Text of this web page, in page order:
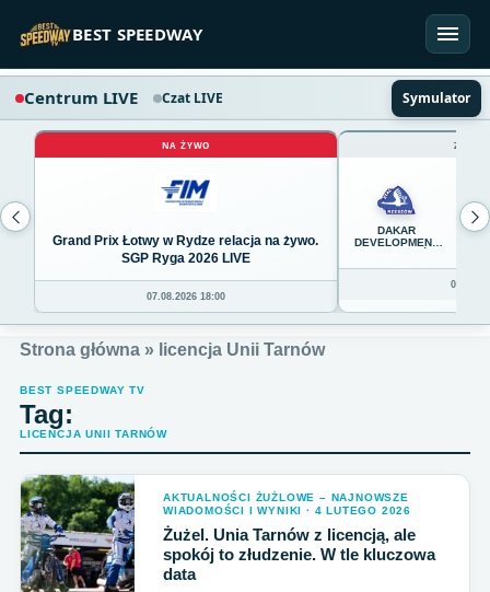
BEST SPEEDWAY
Centrum LIVE Czat LIVE Symulator
NA ŻYWO
Grand Prix Łotwy w Rydze relacja na żywo.
SGP Ryga 2026 LIVE
07.08.2026 18:00
DAKAR
DEVELOPMENT
45
Strona główna » licencja Unii Tarnów
BEST SPEEDWAY TV
Tag:
LICENCJA UNII TARNÓW
AKTUALNOŚCI ŻUŻLOWE – NAJNOWSZE
WIADOMOŚCI I WYNIKI · 4 LUTEGO 2026
Żużel. Unia Tarnów z licencją, ale
spokój to złudzenie. W tle kluczowa
data